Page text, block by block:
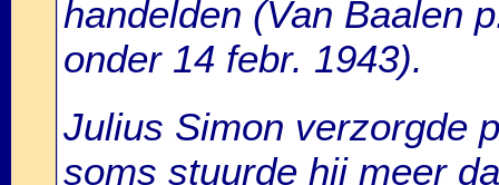
handelden (Van Baalen
onder 14 febr. 1943).
Julius Simon verzorgde
soms stuurde hij meer